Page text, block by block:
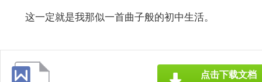
这一定就是我那似一首曲子般的初中生活。
点击下载文档